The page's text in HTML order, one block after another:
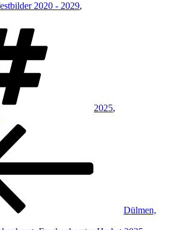
2020 - 2029,
2025,
Dülmen,